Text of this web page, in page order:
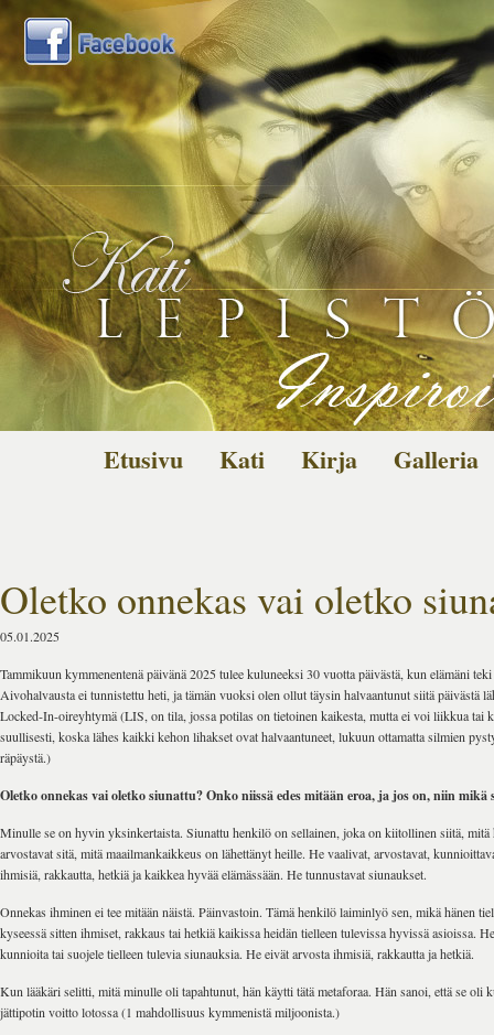
Etusivu Kati Kirja Galleria
Oletko onnekas vai oletko
05.01.2025
Tammikuun kymmenentenä päivänä 2025 tulee kuluneeksi 30 vuotta päivästä, kun elämäni
Aivohalvausta ei tunnistettu heti, ja tämän vuoksi olen ollut täysin halvaantunut siitä päivästä
Locked-In-oireyhtymä (LIS, on tila, jossa potilas on tietoinen kaikesta, mutta ei voi liikkua tai
suullisesti, koska lähes kaikki kehon lihakset ovat halvaantuneet, lukuun ottamatta silmien
räpäystä.)
Oletko onnekas vai oletko siunattu? Onko niissä edes mitään eroa, ja jos on, niin mikä
Minulle se on hyvin yksinkertaista. Siunattu henkilö on sellainen, joka on kiitollinen siitä, mitä
arvostavat sitä, mitä maailmankaikkeus on lähettänyt heille. He vaalivat, arvostavat,
ihmisiä, rakkautta, hetkiä ja kaikkea hyvää elämässään. He tunnustavat siunaukset.
Onnekas ihminen ei tee mitään näistä. Päinvastoin. Tämä henkilö laiminlyö sen, mikä hänen
kyseessä sitten ihmiset, rakkaus tai hetkiä kaikissa heidän tielleen tulevissa hyvissä asioissa.
kunnioita tai suojele tielleen tulevia siunauksia. He eivät arvosta ihmisiä, rakkautta ja hetkiä.
Kun lääkäri selitti, mitä minulle oli tapahtunut, hän käytti tätä metaforaa. Hän sanoi, että se oli
jättipotin voitto lotossa (1 mahdollisuus kymmenistä miljoonista.)